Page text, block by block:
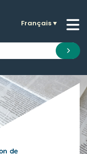
Français▼